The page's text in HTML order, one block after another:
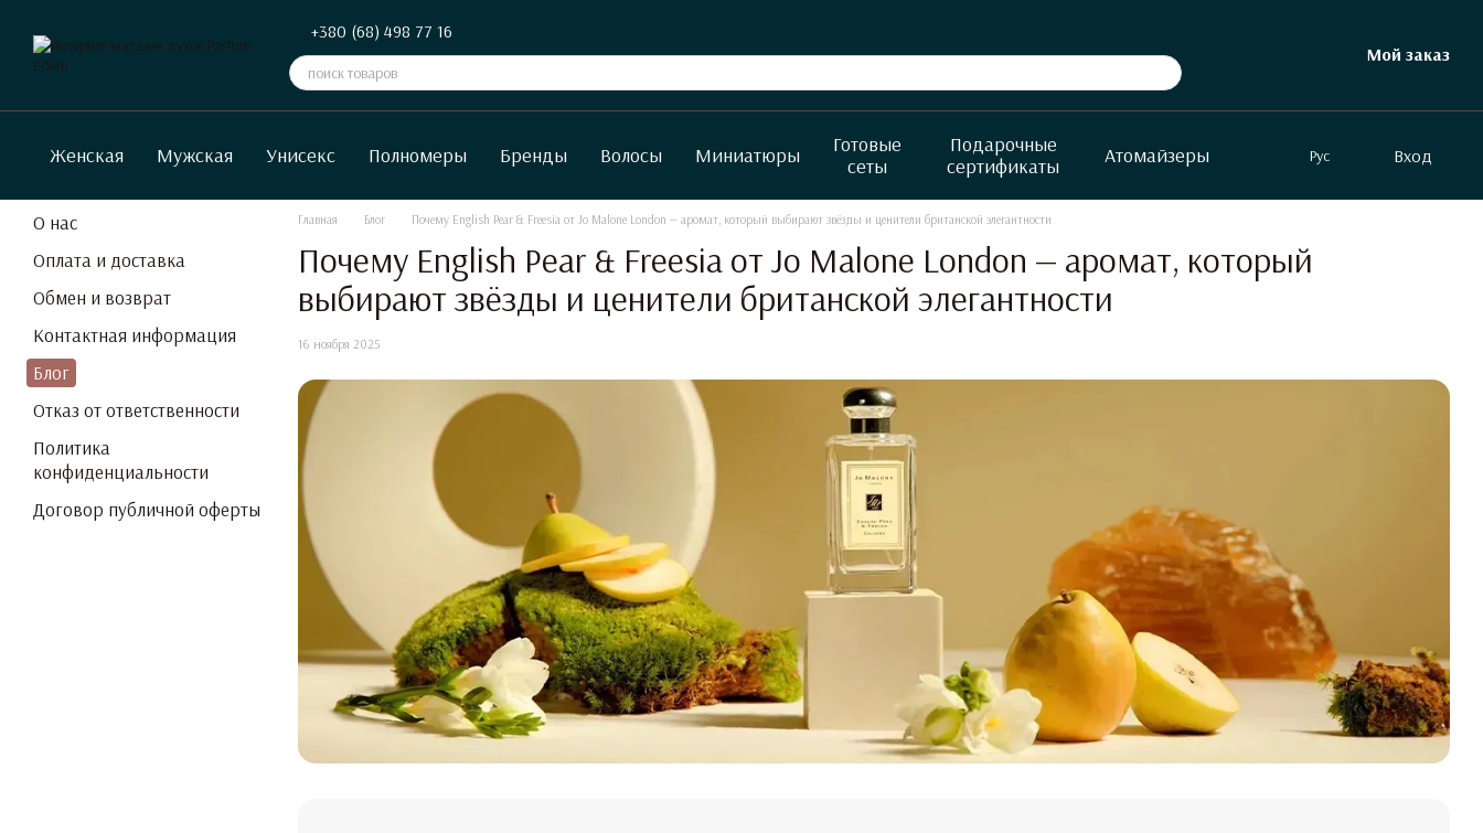
+380 (68) 498 77 16
Мой заказ
Женская Мужская Унисекс Полномеры Бренды Волосы Миниатюры
Готовые
сеты
Подарочные
сертификаты
Атомайзеры Рус Вход
Главная Блог Почему English Pear & Freesia от Jo Malone London — аромат, который выбирают звёзды и ценители британской элегантности
Почему English Pear & Freesia от Jo Malone London — аромат, который
выбирают звёзды и ценители британской элегантности
16 ноября 2025
О нас
Оплата и доставка
Обмен и возврат
Контактная информация
Блог
Отказ от ответственности
Политика
конфиденциальности
Договор публичной оферты